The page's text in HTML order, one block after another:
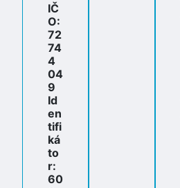
IČ
O:
72
74
4
04
9
Id
en
tifi
ká
to
r:
60